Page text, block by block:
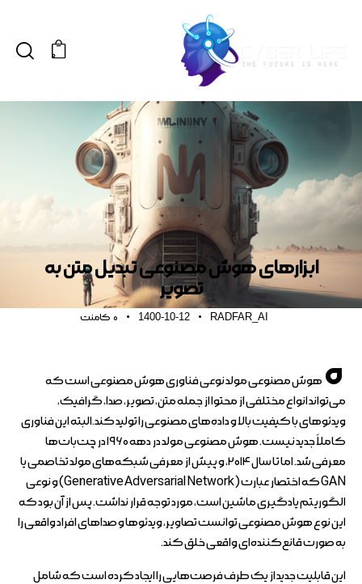
0
ویژه
ابزارهای هوش مصنوعی تبدیل متن به
تصویر
RADFAR_AI
1400-10-12
0 کامنت
ه هوش مصنوعی مولد نوعی فناوری هوش مصنوعی است که
می‌تواند انواع مختلفی از محتوا از جمله متن، تصویر، صدا، گرافیک،
ویدئوهای با کیفیت بالا و داده‌های مصنوعی را تولید کند.البته این فناوری
کاملاً جدید نیست. هوش مصنوعی مولد در دهه ۱۹۶۰ در چت‌بات‌ها
معرفی شد. اما تا سال ۲۰۱۴، و پیش از معرفی شبکه‌های مولد تخاصمی یا
GAN که اختصار عبارت (Generative Adversarial Network) و نوعی
الگوریتم یادگیری ماشین است، مورد توجه قرار نداشت. پس از آن بود که
این نوع هوش مصنوعی توانست تصاویر، ویدئوها و صداهای افراد واقعی را
به صورت قانع‌کننده‌ای واقعی خلق کند.
این قابلیت جدید از یک طرف فرصت‌هایی را ایجاد کرده است که شامل